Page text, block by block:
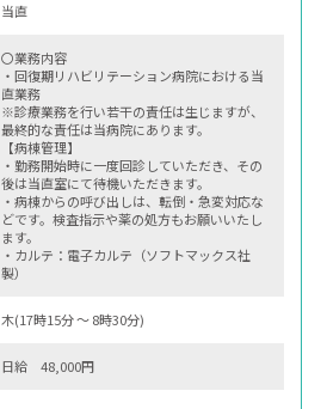
当直
〇業務内容
・回復期リハビリテーション病院における当
直業務
※診療業務を行い若干の責任は生じますが、
最終的な責任は当病院にあります。
【病棟管理】
・勤務開始時に一度回診していただき、その
後は当直室にて待機いただきます。
・病棟からの呼び出しは、転倒・急変対応な
どです。検査指示や薬の処方もお願いいたし
ます。
・カルテ：電子カルテ（ソフトマックス社
製）
木(17時15分 〜 8時30分)
日給 48,000円